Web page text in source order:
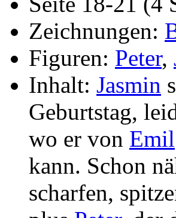
Zeichnungen:
Figuren: Peter,
Inhalt: Jasmin
Geburtstag,
wo er von Emil
kann. Schon
scharfen,